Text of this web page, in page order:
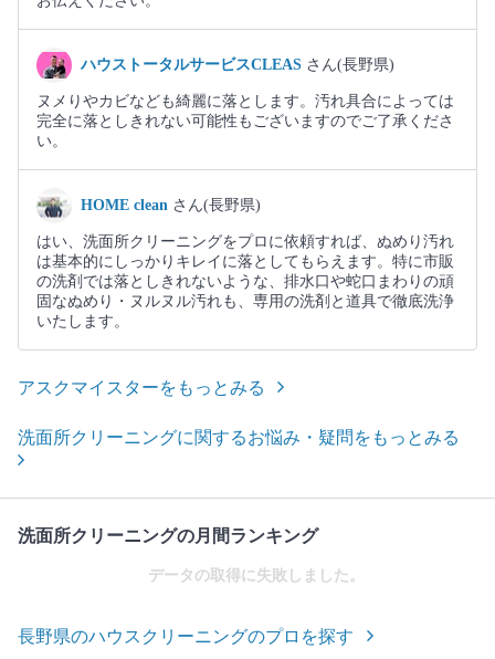
ハウストータルサービスCLEAS さん(長野県)
ヌメりやカビなども綺麗に落とします。汚れ具合によっては
完全に落としきれない可能性もございますのでご了承くださ
い。
HOME clean さん(長野県)
はい、洗面所クリーニングをプロに依頼すれば、ぬめり汚れ
は基本的にしっかりキレイに落としてもらえます。特に市販
の洗剤では落としきれないような、排水口や蛇口まわりの頑
固なぬめり・ヌルヌル汚れも、専用の洗剤と道具で徹底洗浄
いたします。
アスクマイスターをもっとみる
洗面所クリーニングに関するお悩み・疑問をもっとみる
洗面所クリーニングの月間ランキング
データの取得に失敗しました。
長野県のハウスクリーニングのプロを探す